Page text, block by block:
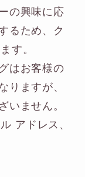
の興味に応
るため、ク
す。
はお客様の
りますが、
いません。
アドレス、